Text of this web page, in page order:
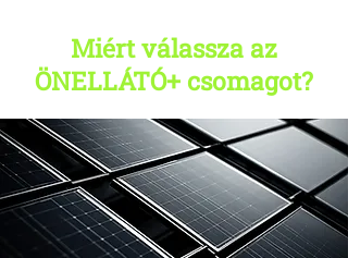
Miért válassza az
ÖNELLÁTÓ+ csomagot?